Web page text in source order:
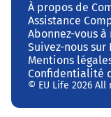
À propos de
Assistance
Abonnez-vous
Suivez-nous sur
Mentions
Confidentialité
© EU Life 2026 All